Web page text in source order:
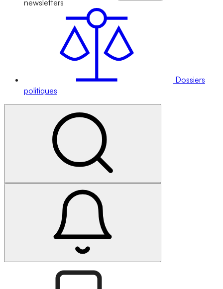
newsletters
Dossiers
politiques